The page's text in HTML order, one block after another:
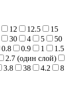
12 12.5
15
30 4 5
50
0.8 0.9 1
1.5
2.7 (один слой)
3.8 38 4.2
8